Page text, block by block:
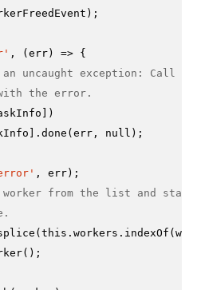
, ( err ) => {
uncaught exception: Call
the error.
done (err, null );
, err);
worker from the list and start
( this . workers . indexOf
();